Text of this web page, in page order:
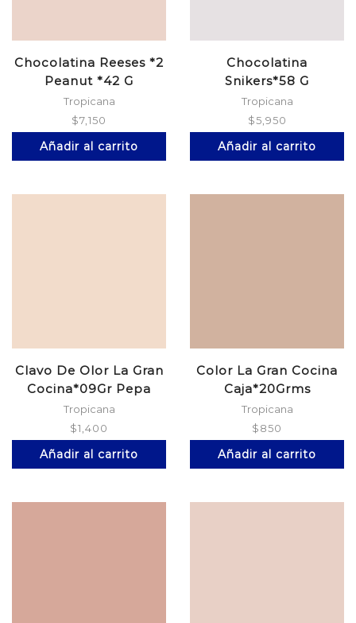
Chocolatina Reeses *2
Peanut *42 G
Tropicana
$7,150
Añadir al carrito
Chocolatina
Snikers*58 G
Tropicana
$5,950
Añadir al carrito
Clavo De Olor La Gran
Cocina*09Gr Pepa
Tropicana
$1,400
Añadir al carrito
Color La Gran Cocina
Caja*20Grms
Tropicana
$850
Añadir al carrito